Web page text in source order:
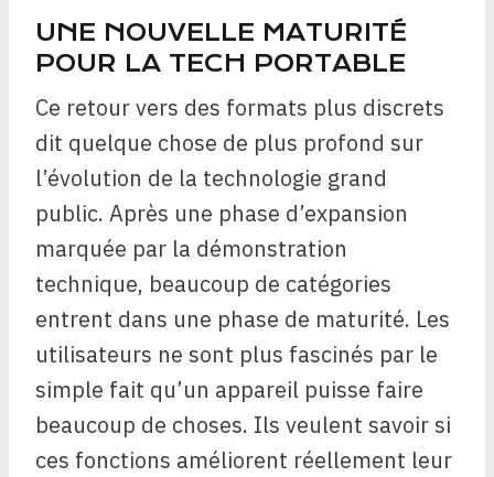
UNE NOUVELLE MATURITÉ
POUR LA TECH PORTABLE
Ce retour vers des formats plus discrets
dit quelque chose de plus profond sur
l’évolution de la technologie grand
public. Après une phase d’expansion
marquée par la démonstration
technique, beaucoup de catégories
entrent dans une phase de maturité. Les
utilisateurs ne sont plus fascinés par le
simple fait qu’un appareil puisse faire
beaucoup de choses. Ils veulent savoir si
ces fonctions améliorent réellement leur